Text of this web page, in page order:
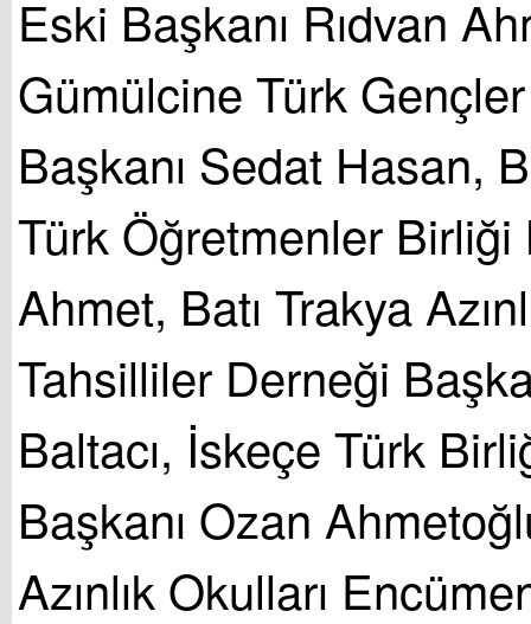
Eski Başkanı Rıdvan
Gümülcine Türk
Başkanı Sedat Hasan,
Türk Öğretmenler Birliği
Ahmet, Batı Trakya
Tahsilliler Derneği
Baltacı, İskeçe Türk
Başkanı Ozan
Azınlık Okulları